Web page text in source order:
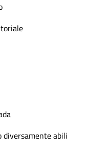
diversamente abili